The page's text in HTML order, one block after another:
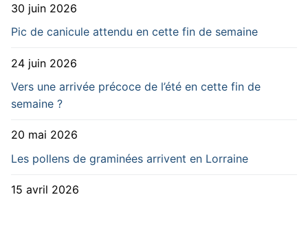
30 juin 2026
Pic de canicule attendu en cette fin de semaine
24 juin 2026
Vers une arrivée précoce de l’été en cette fin de
semaine ?
20 mai 2026
Les pollens de graminées arrivent en Lorraine
15 avril 2026